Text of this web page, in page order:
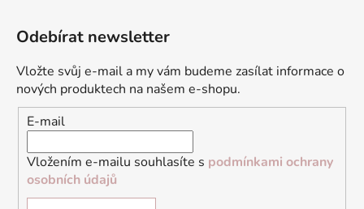
Odebírat newsletter
Vložte svůj e-mail a my vám budeme zasílat informace o
nových produktech na našem e-shopu.
E-mail
Vložením e-mailu souhlasíte s podmínkami ochrany
osobních údajů